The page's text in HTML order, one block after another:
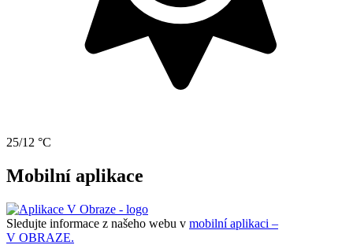
25/12 °C
Mobilní aplikace
Sledujte informace z našeho webu v mobilní aplikaci –
V OBRAZE.